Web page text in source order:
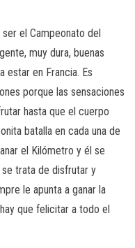
el Campeonato del
muy dura, buenas
estar en Francia. Es
porque las sensaciones
hasta que el cuerpo
batalla en cada una de
el Kilómetro y él se
se trata de disfrutar y
le apunta a ganar la
que felicitar a todo el